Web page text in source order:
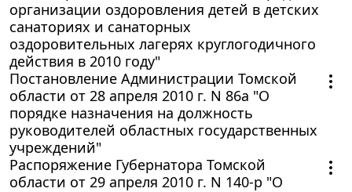
организации оздоровления детей в детских
санаториях и санаторных
оздоровительных лагерях круглогодичного
действия в 2010 году"
Постановление Администрации Томской
области от 28 апреля 2010 г. N 86а "О
порядке назначения на должность
руководителей областных государственных
учреждений"
Распоряжение Губернатора Томской
области от 29 апреля 2010 г. N 140-р "О